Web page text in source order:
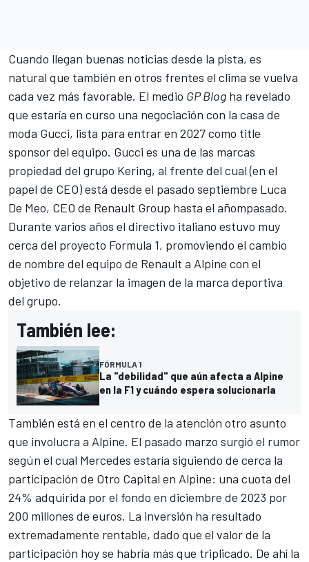
Cuando llegan buenas noticias desde la pista, es
natural que también en otros frentes el clima se vuelva
cada vez más favorable. El medio GP Blog ha revelado
que estaría en curso una negociación con la casa de
moda Gucci, lista para entrar en 2027 como title
sponsor del equipo. Gucci es una de las marcas
propiedad del grupo Kering, al frente del cual (en el
papel de CEO) está desde el pasado septiembre Luca
De Meo, CEO de Renault Group hasta el añompasado.
Durante varios años el directivo italiano estuvo muy
cerca del proyecto Formula 1, promoviendo el cambio
de nombre del equipo de Renault a Alpine con el
objetivo de relanzar la imagen de la marca deportiva
del grupo.
También lee:
FÓRMULA 1
La "debilidad" que aún afecta a Alpine
en la F1 y cuándo espera solucionarla
También está en el centro de la atención otro asunto
que involucra a Alpine. El pasado marzo surgió el rumor
según el cual Mercedes estaría siguiendo de cerca la
participación de Otro Capital en Alpine: una cuota del
24% adquirida por el fondo en diciembre de 2023 por
200 millones de euros. La inversión ha resultado
extremadamente rentable, dado que el valor de la
participación hoy se habría más que triplicado. De ahí la